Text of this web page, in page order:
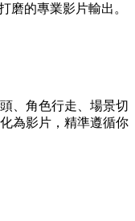
磨的專業影片輸出。
、角色行走、場景切
為影片，精準遵循你